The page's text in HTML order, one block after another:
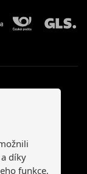
díky
funkce,